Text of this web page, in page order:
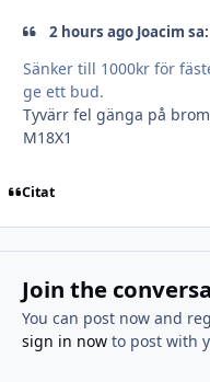
2 hours ago Joacim sa:
Sänker till 1000kr för
ge ett bud.
Tyvärr fel gänga på
M18X1
Citat
Join the
You can post now and
sign in nowto post with